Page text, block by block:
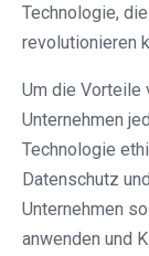
Technologie,
revolutionieren
Um die Vorteile
Unternehmen
Technologie
Datenschutz
Unternehmen
anwenden und